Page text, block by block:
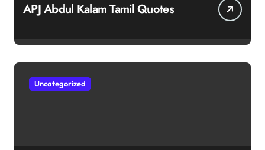
APJ Abdul Kalam Tamil Quotes
Uncategorized